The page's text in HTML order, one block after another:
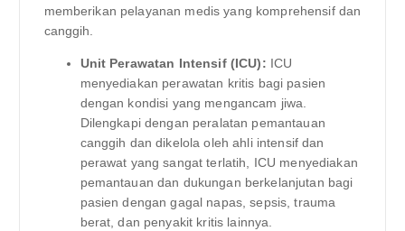
memberikan pelayanan medis yang komprehensif dan
canggih.
Unit Perawatan Intensif (ICU): ICU
menyediakan perawatan kritis bagi pasien
dengan kondisi yang mengancam jiwa.
Dilengkapi dengan peralatan pemantauan
canggih dan dikelola oleh ahli intensif dan
perawat yang sangat terlatih, ICU menyediakan
pemantauan dan dukungan berkelanjutan bagi
pasien dengan gagal napas, sepsis, trauma
berat, dan penyakit kritis lainnya.